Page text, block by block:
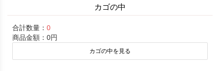
カゴの中
合計数量： 0
商品金額： 0円
カゴの中を見る